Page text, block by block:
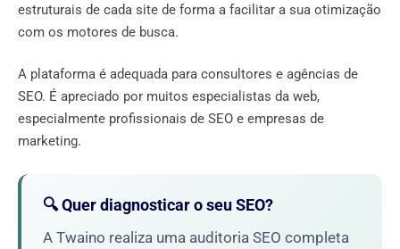
estruturais de cada site de forma a facilitar a sua otimização
com os motores de busca.
A plataforma é adequada para consultores e agências de
SEO. É apreciado por muitos especialistas da web,
especialmente profissionais de SEO e empresas de
marketing.
🔍 Quer diagnosticar o seu SEO?
A Twaino realiza uma auditoria SEO completa